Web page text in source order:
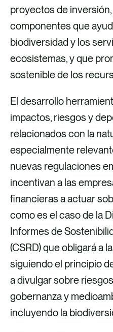
proyectos de
componentes que
biodiversidad y los
ecosistemas, y que
sostenible de los
El desarrollo
impactos, riesgos y
relacionados con la
especialmente
nuevas regulaciones
incentivan a las
financieras a actuar
como es el caso de la
Informes de
(CSRD) que obligará a
siguiendo el principio
a divulgar sobre
gobernanza y
incluyendo la